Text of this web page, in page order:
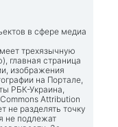
в сфере медиа
трехязычную
главная страница
изображения
на Портале,
РБК-Украина,
Attribution
не разделять точку
не подлежат